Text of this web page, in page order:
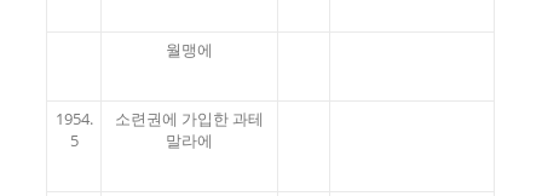
월맹에
1954.
5
소련권에 가입한 과테
말라에